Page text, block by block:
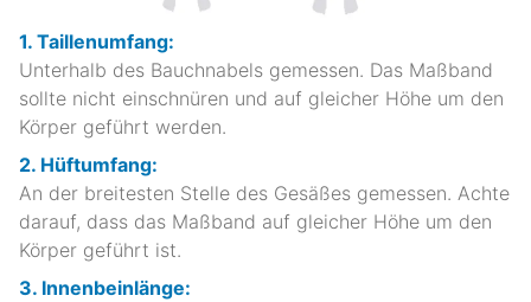
1. Taillenumfang:
Unterhalb des Bauchnabels gemessen. Das Maßband
sollte nicht einschnüren und auf gleicher Höhe um den
Körper geführt werden.
2. Hüftumfang:
An der breitesten Stelle des Gesäßes gemessen. Achte
darauf, dass das Maßband auf gleicher Höhe um den
Körper geführt ist.
3. Innenbeinlänge: